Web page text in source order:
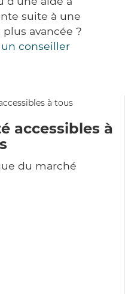
suite à une
avancée ?
conseiller
accessibles à
du marché